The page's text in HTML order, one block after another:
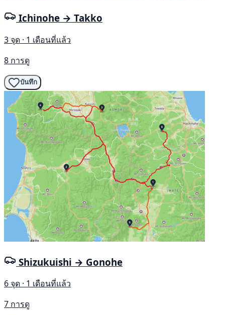
Ichinohe → Takko
3 จุด · 1 เดือนที่แล้ว
8 การดู
บันทึก
Shizukuishi → Gonohe
6 จุด · 1 เดือนที่แล้ว
7 การดู